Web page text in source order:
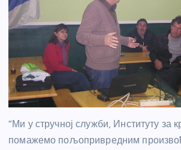
“Ми у стручној служби, Институту за
помажемо пољопривредним